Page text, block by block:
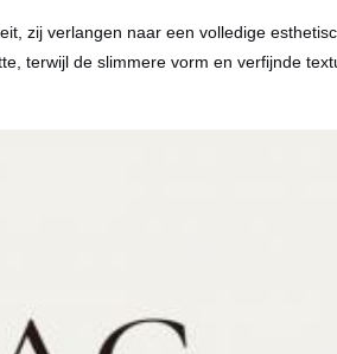
zij verlangen naar een volledige
terwijl de slimmere vorm en verfijnde